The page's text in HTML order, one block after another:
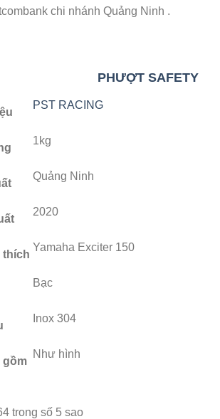
chi nhánh Quảng Ninh .
PHƯỢT SAFETY
PST RACING
1kg
Quảng Ninh
2020
thích
Yamaha Exciter 150
Bạc
Inox 304
gồm
Như hình
trong số 5 sao